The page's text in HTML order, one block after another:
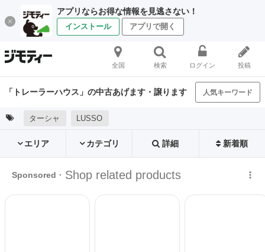
アプリならお得な情報を見逃さない！
インストール アプリで開く
全国 検索 ログイン 投稿
「トレーラーハウス」の中古あげます・譲ります 人気キーワード
ターシャ LUSSO
エリア カテゴリ 詳細 新着順